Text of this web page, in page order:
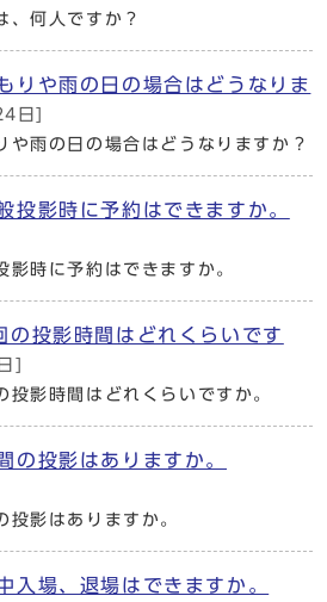
、何人ですか？
りや雨の日の場合はどうなりま
日]
や雨の日の場合はどうなりますか？
投影時に予約はできますか。
影時に予約はできますか。
の投影時間はどれくらいです
]
投影時間はどれくらいですか。
の投影はありますか。
投影はありますか。
入場、退場はできますか。